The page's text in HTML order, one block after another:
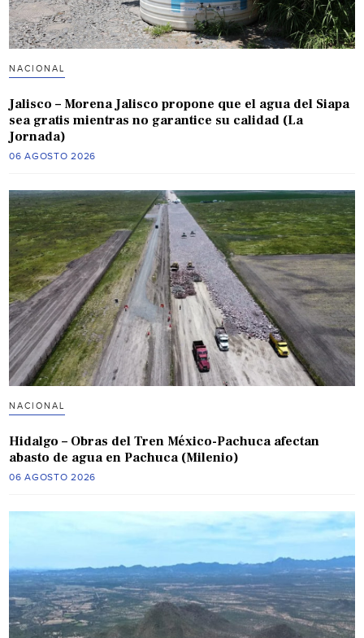
NACIONAL
Jalisco – Morena Jalisco propone que el agua del Siapa
sea gratis mientras no garantice su calidad (La
Jornada)
06 AGOSTO 2026
NACIONAL
Hidalgo – Obras del Tren México-Pachuca afectan
abasto de agua en Pachuca (Milenio)
06 AGOSTO 2026